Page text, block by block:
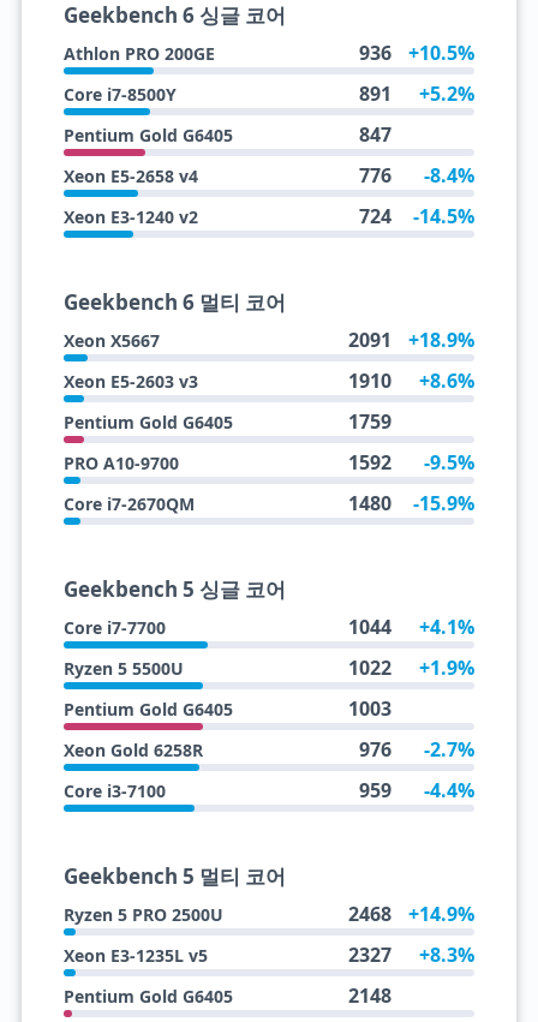
Geekbench 6 싱글 코어
Athlon PRO 200GE 936 +10.5%
Core i7-8500Y 891 +5.2%
Pentium Gold G6405 847
Xeon E5-2658 v4 776 -8.4%
Xeon E3-1240 v2 724 -14.5%
Geekbench 6 멀티 코어
Xeon X5667 2091 +18.9%
Xeon E5-2603 v3 1910 +8.6%
Pentium Gold G6405 1759
PRO A10-9700 1592 -9.5%
Core i7-2670QM 1480 -15.9%
Geekbench 5 싱글 코어
Core i7-7700 1044 +4.1%
Ryzen 5 5500U 1022 +1.9%
Pentium Gold G6405 1003
Xeon Gold 6258R 976 -2.7%
Core i3-7100 959 -4.4%
Geekbench 5 멀티 코어
Ryzen 5 PRO 2500U 2468 +14.9%
Xeon E3-1235L v5 2327 +8.3%
Pentium Gold G6405 2148